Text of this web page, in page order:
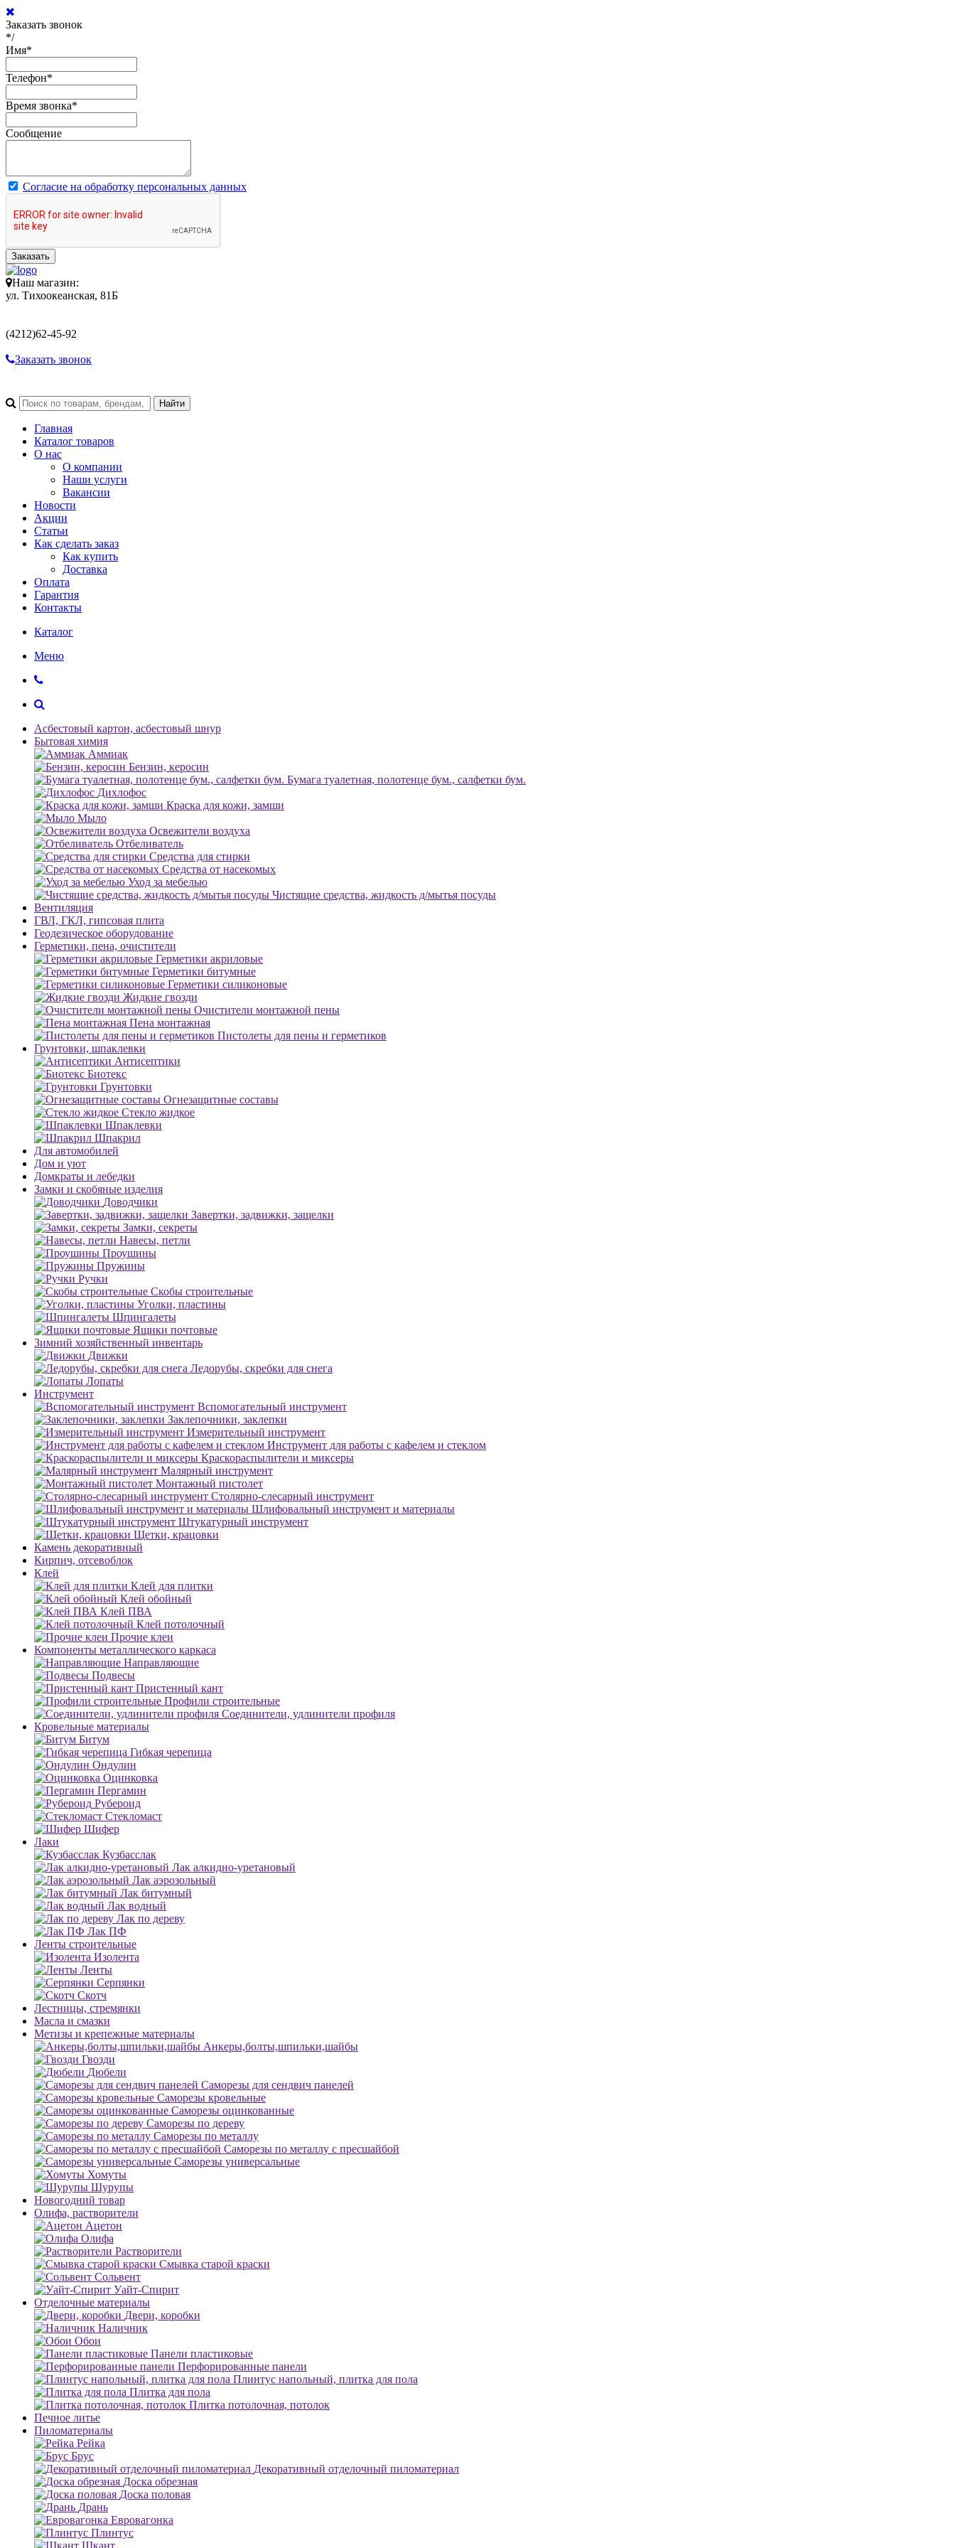
Заказать звонок
*/
Имя*
Телефон*
Время звонка*
Сообщение
Согласие на обработку персональных данных
Заказать
Наш магазин:
ул. Тихоокеанская, 81Б
(4212)62-45-92
Заказать звонок
Главная
Каталог товаров
О нас
О компании
Наши услуги
Вакансии
Новости
Акции
Статьи
Как сделать заказ
Как купить
Доставка
Оплата
Гарантия
Контакты
Каталог
Меню
Асбестовый картон, асбестовый шнур
Бытовая химия
Аммиак
Бензин, керосин
Бумага туалетная, полотенце бум., салфетки бум.
Дихлофос
Краска для кожи, замши
Мыло
Освежители воздуха
Отбеливатель
Средства для стирки
Средства от насекомых
Уход за мебелью
Чистящие средства, жидкость д/мытья посуды
Вентиляция
ГВЛ, ГКЛ, гипсовая плита
Геодезическое оборудование
Герметики, пена, очистители
Герметики акриловые
Герметики битумные
Герметики силиконовые
Жидкие гвозди
Очистители монтажной пены
Пена монтажная
Пистолеты для пены и герметиков
Грунтовки, шпаклевки
Антисептики
Биотекс
Грунтовки
Огнезащитные составы
Стекло жидкое
Шпаклевки
Шпакрил
Для автомобилей
Дом и уют
Домкраты и лебедки
Замки и скобяные изделия
Доводчики
Завертки, задвижки, защелки
Замки, секреты
Навесы, петли
Проушины
Пружины
Ручки
Скобы строительные
Уголки, пластины
Шпингалеты
Ящики почтовые
Зимний хозяйственный инвентарь
Движки
Ледорубы, скребки для снега
Лопаты
Инструмент
Вспомогательный инструмент
Заклепочники, заклепки
Измерительный инструмент
Инструмент для работы с кафелем и стеклом
Краскораспылители и миксеры
Малярный инструмент
Монтажный пистолет
Столярно-слесарный инструмент
Шлифовальный инструмент и материалы
Штукатурный инструмент
Щетки, крацовки
Камень декоративный
Кирпич, отсевоблок
Клей
Клей для плитки
Клей обойный
Клей ПВА
Клей потолочный
Прочие клеи
Компоненты металлического каркаса
Направляющие
Подвесы
Пристенный кант
Профили строительные
Соединители, удлинители профиля
Кровельные материалы
Битум
Гибкая черепица
Ондулин
Оцинковка
Пергамин
Рубероид
Стекломаст
Шифер
Лаки
Кузбасслак
Лак алкидно-уретановый
Лак аэрозольный
Лак битумный
Лак водный
Лак по дереву
Лак ПФ
Ленты строительные
Изолента
Ленты
Серпянки
Скотч
Лестницы, стремянки
Масла и смазки
Метизы и крепежные материалы
Анкеры,болты,шпильки,шайбы
Гвозди
Дюбели
Саморезы для сендвич панелей
Саморезы кровельные
Саморезы оцинкованные
Саморезы по дереву
Саморезы по металлу
Саморезы по металлу с пресшайбой
Саморезы универсальные
Хомуты
Шурупы
Новогодний товар
Олифа, растворители
Ацетон
Олифа
Растворители
Смывка старой краски
Сольвент
Уайт-Спирит
Отделочные материалы
Двери, коробки
Наличник
Обои
Панели пластиковые
Перфорированные панели
Плинтус напольный, плитка для пола
Плитка для пола
Плитка потолочная, потолок
Печное литье
Пиломатериалы
Рейка
Брус
Декоративный отделочный пиломатериал
Доска обрезная
Доска половая
Дрань
Евровагонка
Плинтус
Шкант